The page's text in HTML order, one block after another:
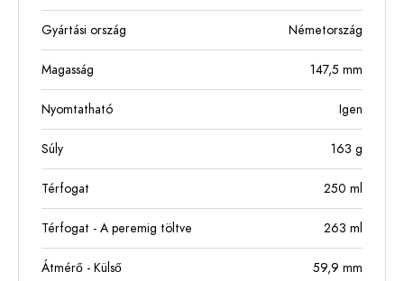
Gyártási ország Németország
Magasság 147,5 mm
Nyomtatható Igen
Súly 163 g
Térfogat 250 ml
Térfogat - A peremig töltve 263 ml
Átmérő - Külső 59,9 mm